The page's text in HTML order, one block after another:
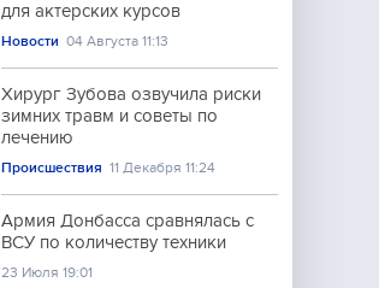
для актерских курсов
Новости 04 Августа 11:13
Хирург Зубова озвучила риски
зимних травм и советы по
лечению
Происшествия 11 Декабря 11:24
Армия Донбасса сравнялась с
ВСУ по количеству техники
23 Июля 19:01